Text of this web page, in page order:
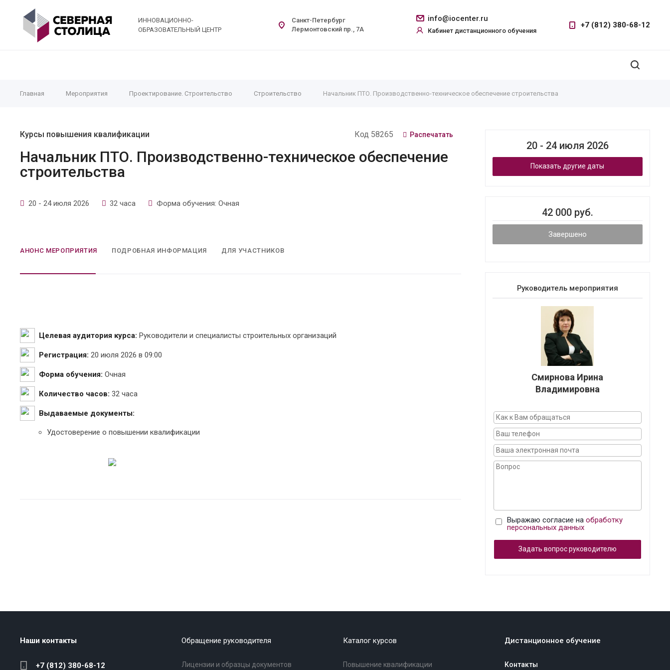
ИННОВАЦИОННО-
ОБРАЗОВАТЕЛЬНЫЙ ЦЕНТР
info@iocenter.ru
Кабинет дистанционного обучения
+7 (812) 380-68-12
Санкт-Петербург
Лермонтовский пр., 7А
Главная Мероприятия Проектирование. Строительство Строительство Начальник ПТО. Производственно-техническое обеспечение строительства
Курсы повышения квалификации Код 58265 Распечатать
Начальник ПТО. Производственно-техническое обеспечение
строительства
20 - 24 июля 2026 32 часа Форма обучения: Очная
АНОНС МЕРОПРИЯТИЯ ПОДРОБНАЯ ИНФОРМАЦИЯ ДЛЯ УЧАСТНИКОВ
Целевая аудитория курса: Руководители и специалисты строительных организаций
Регистрация: 20 июля 2026 в 09:00
Форма обучения: Очная
Количество часов: 32 часа
Выдаваемые документы:
Удостоверение о повышении квалификации
20 - 24 июля 2026
Показать другие даты
42 000 руб.
Завершено
Руководитель мероприятия
Смирнова Ирина
Владимировна
Выражаю согласие на обработку
персональных данных
Задать вопрос руководителю
Наши контакты
+7 (812) 380-68-12
Обращение руководителя
Лицензии и образцы документов
Каталог курсов
Повышение квалификации
Дистанционное обучение
Контакты